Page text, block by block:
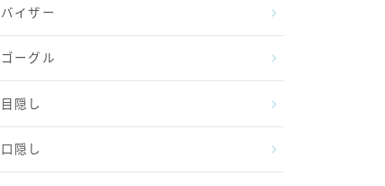
バイザー
ゴーグル
目隠し
口隠し